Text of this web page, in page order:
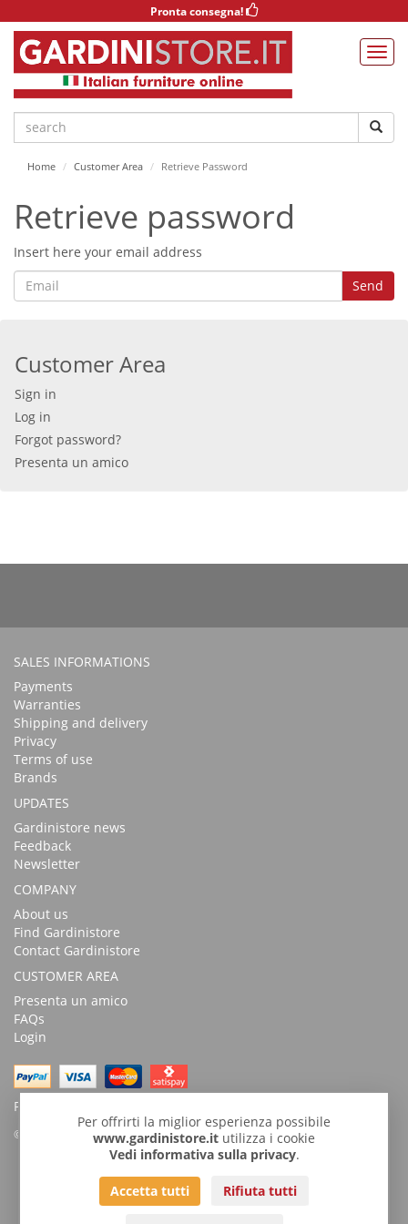
Per offrirti la miglior esperienza possibile
www.gardinistore.it utilizza i cookie
Vedi informativa sulla privacy.
Accetta tutti Rifiuta tutti
Pronta consegna!
Home Customer Area Retrieve Password
Retrieve password
Insert here your email address
Customer Area
Sign in
Log in
Forgot password?
Presenta un amico
SALES INFORMATIONS
Payments
Warranties
Shipping and delivery
Privacy
Terms of use
Brands
UPDATES
Gardinistore news
Feedback
Newsletter
COMPANY
About us
Find Gardinistore
Contact Gardinistore
CUSTOMER AREA
Presenta un amico
FAQs
Login
Possibility of payment with bank transfer
© Copyright 2026 by GardiniStore.
GARDINISTORE is a trademark of
Savignano, 54 - 47043 Gatteo (FC)
+39 0541932927| Fax 0541.933800 |